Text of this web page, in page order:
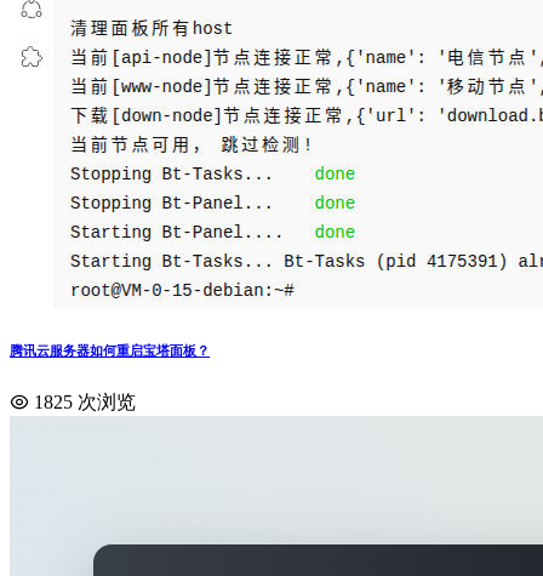
腾讯云服务器如何重启宝塔面板？
1825 次浏览